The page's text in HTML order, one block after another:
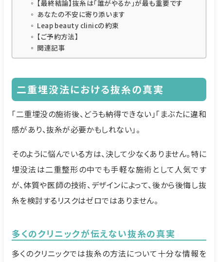
【最終結論】抜糸は「誰がやるか」が最も重要です
あなたの不安に寄り添います
Leap beauty clinicの約束
【ご予約方法】
関連記事
二重埋没法における抜糸の真実
「二重埋没の施術後、どうも納得できない」「まぶたに違和
感があり、抜糸が必要かもしれない」。
そのように悩んでいる方は、決して少なくありません。特に
埋没法は二重整形の中でも手軽な施術として人気です
が、体質や医師の技術、デザインによって、後から後悔し抜
糸を検討するリスクはゼロではありません。
多くのクリニックが伝えない抜糸の真実
多くのクリニックでは抜糸の方法について十分な情報を